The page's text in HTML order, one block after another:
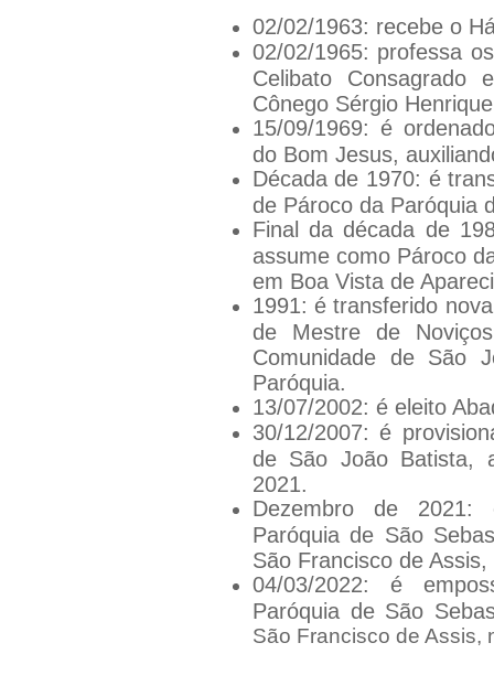
02/02/1963: recebe o
02/02/1965: professa
Celibato Consagrado
Cônego Sérgio
15/09/1969: é
do Bom Jesus,
Década de 1970: é
de Pároco da Paróquia
Final da década de
assume como Pároco
em Boa Vista de
1991: é transferido
de Mestre de
Comunidade de São
Paróquia.
13/07/2002: é eleito
30/12/2007: é
de São João Batista,
2021.
Dezembro de 2021:
Paróquia de São
São Francisco de
04/03/2022: é
Paróquia de São
São Francisco de Assis,